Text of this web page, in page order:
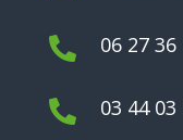
 06 27 36
 03 44 03